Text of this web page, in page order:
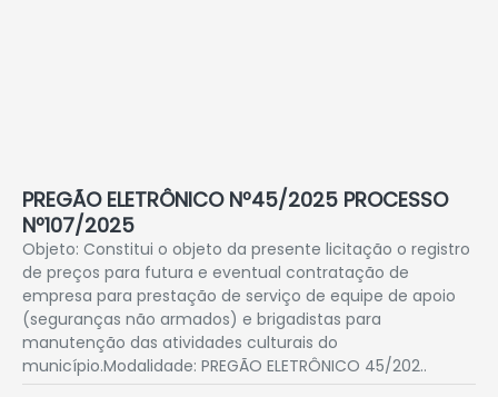
PREGÃO ELETRÔNICO Nº45/2025 PROCESSO
Nº107/2025
Objeto: Constitui o objeto da presente licitação o registro
de preços para futura e eventual contratação de
empresa para prestação de serviço de equipe de apoio
(seguranças não armados) e brigadistas para
manutenção das atividades culturais do
município.Modalidade: PREGÃO ELETRÔNICO 45/202..